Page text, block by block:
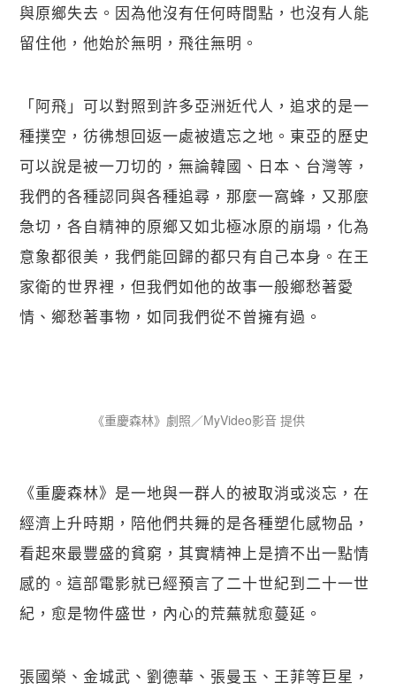
與原鄉失去。因為他沒有任何時間點，也沒有人能
留住他，他始於無明，飛往無明。
「阿飛」可以對照到許多亞洲近代人，追求的是一
種撲空，彷彿想回返一處被遺忘之地。東亞的歷史
可以說是被一刀切的，無論韓國、日本、台灣等，
我們的各種認同與各種追尋，那麼一窩蜂，又那麼
急切，各自精神的原鄉又如北極冰原的崩塌，化為
意象都很美，我們能回歸的都只有自己本身。在王
家衛的世界裡，但我們如他的故事一般鄉愁著愛
情、鄉愁著事物，如同我們從不曾擁有過。
《重慶森林》劇照／MyVideo影音 提供
《重慶森林》是一地與一群人的被取消或淡忘，在
經濟上升時期，陪他們共舞的是各種塑化感物品，
看起來最豐盛的貧窮，其實精神上是擠不出一點情
感的。這部電影就已經預言了二十世紀到二十一世
紀，愈是物件盛世，內心的荒蕪就愈蔓延。
張國榮、金城武、劉德華、張曼玉、王菲等巨星，